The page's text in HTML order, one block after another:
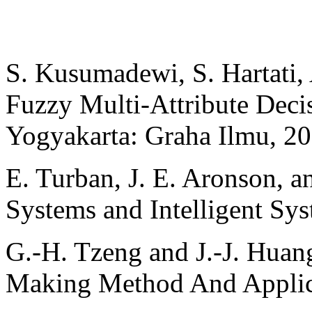
S. Kusumadewi, S.
Fuzzy Multi-Attribute
Yogyakarta: Graha Ilmu,
E. Turban, J. E. Aronson,
Systems and Intelligent
G.-H. Tzeng and J.-J.
Making Method And